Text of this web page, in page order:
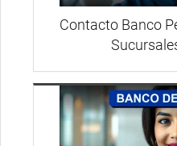
Contacto Banco